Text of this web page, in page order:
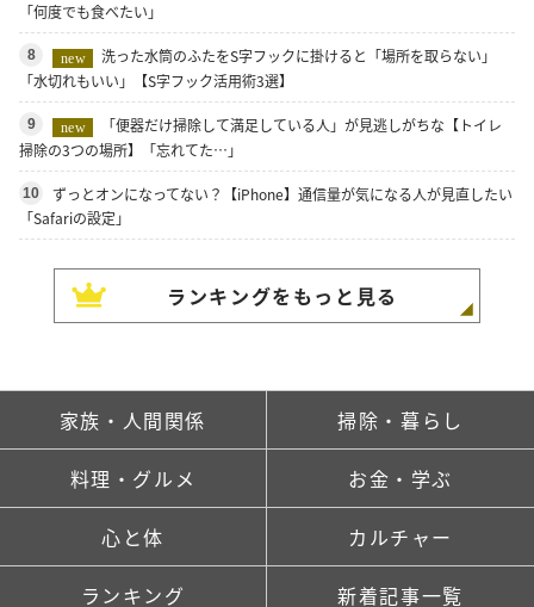
「何度でも食べたい」
8 new
洗った水筒のふたをS字フックに掛けると「場所を取らない」
「水切れもいい」【S字フック活用術3選】
9 new
「便器だけ掃除して満足している人」が見逃しがちな【トイレ
掃除の3つの場所】「忘れてた…」
10
ずっとオンになってない？【iPhone】通信量が気になる人が見直したい
「Safariの設定」
ランキングをもっと見る
家族・人間関係 掃除・暮らし
料理・グルメ お金・学ぶ
心と体 カルチャー
ランキング 新着記事一覧